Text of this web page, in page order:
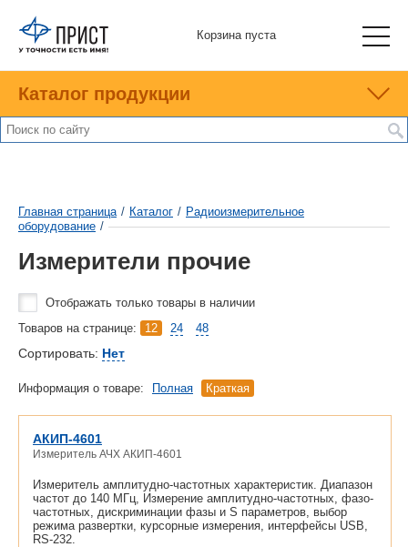
Корзина пуста
Каталог продукции
Главная страница / Каталог / Радиоизмерительное
оборудование /
Измерители прочие
Отображать только товары в наличии
Товаров на странице:
12 24 48
Сортировать: Нет
Информация о товаре: Полная Краткая
АКИП-4601
Измеритель АЧХ АКИП-4601
Измеритель амплитудно-частотных характеристик. Диапазон
частот до 140 МГц, Измерение амплитудно-частотных, фазо-
частотных, дискриминации фазы и S параметров, выбор
режима развертки, курсорные измерения, интерфейсы USB,
RS-232.